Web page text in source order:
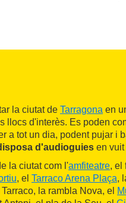
la ciutat de Tarragona en
llocs d'interès. Es poden
a tot un dia, podent pujar i
d'audioguies en
la ciutat com l'amfiteatre, el
, el Tarraco Arena Plaça,
la rambla Nova, el